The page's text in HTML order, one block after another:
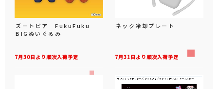
7月30日より順次入荷予定
ズートピア FukuFuku
BIGぬいぐるみ
7月31日より順次入荷予定
ネック冷却プレート